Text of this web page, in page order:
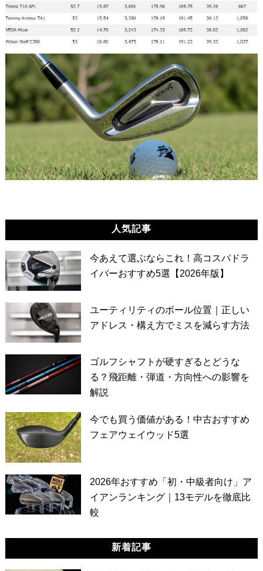
人気記事
今あえて選ぶならこれ！高コスパドラ
イバーおすすめ5選【2026年版】
ユーティリティのボール位置｜正しい
アドレス・構え方でミスを減らす方法
ゴルフシャフトが硬すぎるとどうな
る？飛距離・弾道・方向性への影響を
解説
今でも買う価値がある！中古おすすめ
フェアウェイウッド5選
2026年おすすめ「初・中級者向け」ア
イアンランキング｜13モデルを徹底比
較
新着記事